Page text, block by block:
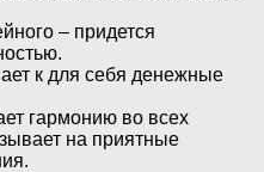
– придется
к для себя денежные
гармонию во всех
на приятные